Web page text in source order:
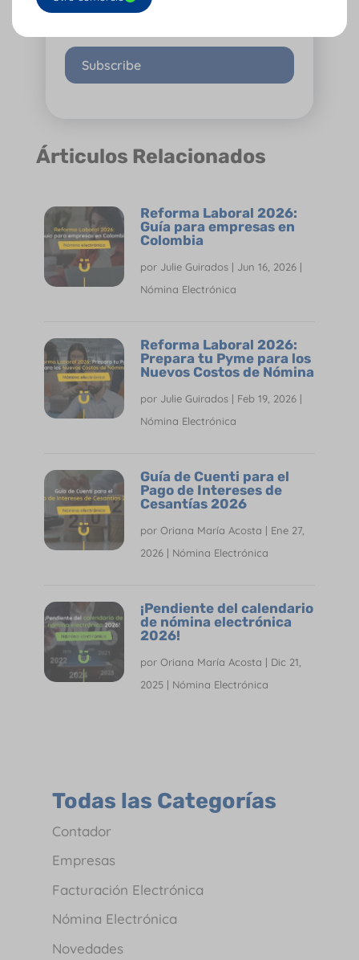
Subscribe
Árticulos Relacionados
Reforma Laboral 2026:
Guía para empresas en
Colombia
por Julie Guirados| Jun 16, 2026|
Nómina Electrónica
Reforma Laboral 2026:
Prepara tu Pyme para los
Nuevos Costos de Nómina
por Julie Guirados| Feb 19, 2026|
Nómina Electrónica
Guía de Cuenti para el
Pago de Intereses de
Cesantías 2026
por Oriana María Acosta | Ene 27,
2026| Nómina Electrónica
¡Pendiente del calendario
de nómina electrónica
2026!
por Oriana María Acosta | Dic 21,
2025| Nómina Electrónica
Todas las Categorías
Contador
Empresas
Facturación Electrónica
Nómina Electrónica
Novedades